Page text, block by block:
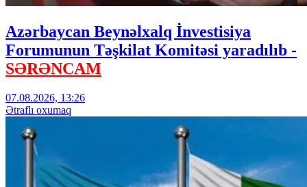
Azərbaycan Beynəlxalq İnvestisiya
Forumunun Təşkilat Komitəsi yaradılıb -
SƏRƏNCAM
07.08.2026, 13:26
Ətraflı oxumaq